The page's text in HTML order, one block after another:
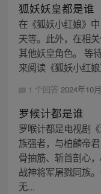
狐妖妖皇都是谁
在《狐妖小红娘》
天等。此外，在相
其他妖皇角色。 等
来阅读《狐妖小红
1 个回答 2024年10
罗候计都是谁
罗喉计都是电视剧
族强者，与柏麟帝
骨抽筋、斩首剖心
战神将军屠戮同族
无...